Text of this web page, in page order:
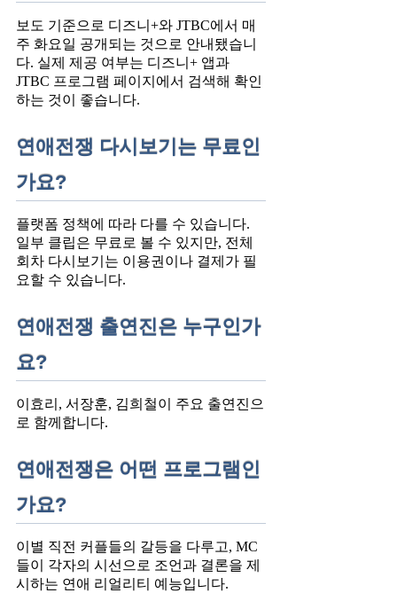
보도 기준으로 디즈니+와 JTBC에서 매
주 화요일 공개되는 것으로 안내됐습니
다. 실제 제공 여부는 디즈니+ 앱과
JTBC 프로그램 페이지에서 검색해 확인
하는 것이 좋습니다.
연애전쟁 다시보기는 무료인
가요?
플랫폼 정책에 따라 다를 수 있습니다.
일부 클립은 무료로 볼 수 있지만, 전체
회차 다시보기는 이용권이나 결제가 필
요할 수 있습니다.
연애전쟁 출연진은 누구인가
요?
이효리, 서장훈, 김희철이 주요 출연진으
로 함께합니다.
연애전쟁은 어떤 프로그램인
가요?
이별 직전 커플들의 갈등을 다루고, MC
들이 각자의 시선으로 조언과 결론을 제
시하는 연애 리얼리티 예능입니다.